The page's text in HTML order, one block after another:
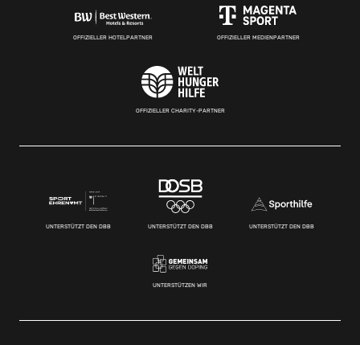
OFFIZIELLER HOTELPARTNER OFFIZIELLER MEDIENPARTNER
OFFIZIELLER CHARITY-PARTNER
UNTERSTÜTZT DEN DBB UNTERSTÜTZT DEN DBB UNTERSTÜTZT DEN DBB
UNTERSTÜTZEN WIR